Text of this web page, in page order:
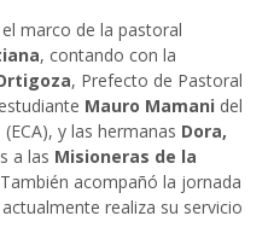
marco de la pastoral
, contando con la
, Prefecto de Pastoral
Mauro Mamani del
y las hermanas Dora,
a las Misioneras de la
acompañó la jornada
realiza su servicio